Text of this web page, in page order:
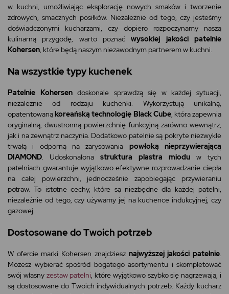
w kuchni, umożliwiając eksplorację nowych smaków i tworzenie
zdrowych, smacznych posiłków. Niezależnie od tego, czy jesteśmy
doświadczonymi kucharzami, czy dopiero rozpoczynamy naszą
kulinarną przygodę, warto poznaćwysokiej jakości patelnie
Kohersen, które będą naszym niezawodnym partnerem w kuchni.
Na wszystkie typy kuchenek
Patelnie Kohersendoskonale sprawdzą się w każdej sytuacji,
niezależnie od rodzaju kuchenki. Wykorzystują unikalną,
opatentowanąkoreańską technologię Black Cube, która zapewnia
oryginalną, dwustronną powierzchnię funkcyjną zarówno wewnątrz,
jak i na zewnątrz naczynia. Dodatkowo patelnie są pokryte niezwykle
trwałą i odporną na zarysowania powłoką nieprzywierającą
DIAMOND. Udoskonalona struktura plastra miodu w tych
patelniach gwarantuje wyjątkowo efektywne rozprowadzanie ciepła
na całej powierzchni, jednocześnie zapobiegając przywieraniu
potraw. To istotne cechy, które są niezbędne dla każdej patelni,
niezależnie od tego, czy używamy jej na kuchence indukcyjnej, czy
gazowej.
Dostosowane do Twoich potrzeb
W ofercie marki Kohersen znajdziesz najwyższej jakości patelnie.
Możesz wybierać spośród bogatego asortymentu i skompletować
swój własny zestaw patelni, które wyjątkowo szybko się nagrzewają, i
są dostosowane do Twoich indywidualnych potrzeb. Każdy kucharz